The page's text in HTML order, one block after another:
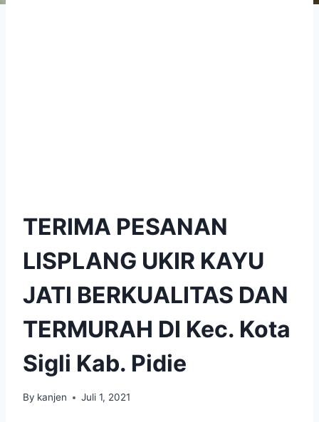
TERIMA PESANAN
LISPLANG UKIR KAYU
JATI BERKUALITAS DAN
TERMURAH DI Kec. Kota
Sigli Kab. Pidie
By kanjen Juli 1, 2021